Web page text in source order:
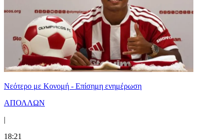
Νεότερο με Κονομή - Επίσημη ενημέρωση
ΑΠΟΛΛΩΝ
|
18:21